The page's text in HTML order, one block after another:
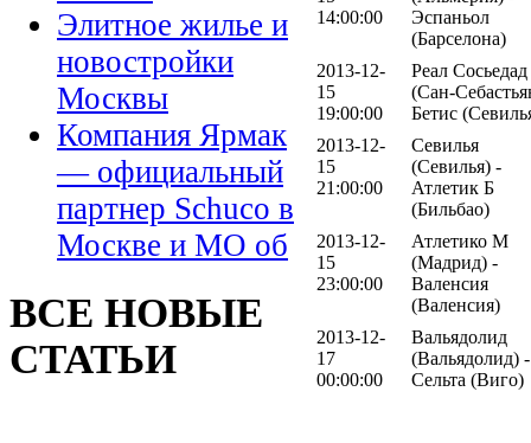
Элитное жилье и
новостройки
Москвы
Компания Ярмак
— официальный
партнер Schuco в
Москве и МО об
ВСЕ НОВЫЕ
СТАТЬИ
14:00:00
Эспаньол
(Барселона)
2013-12-
15
19:00:00
Реал Сосьедад
(Сан-
Бетис
2013-12-
15
21:00:00
Севилья
(Севилья) -
Атлетик Б
(Бильбао)
2013-12-
15
23:00:00
Атлетико М
(Мадрид) -
Валенсия
(Валенсия)
2013-12-
17
00:00:00
Вальядолид
(Вальядолид) -
Сельта (Виго)